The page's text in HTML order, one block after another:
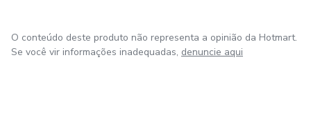
O conteúdo deste produto não representa a opinião da Hotmart.
Se você vir informações inadequadas, denuncie aqui